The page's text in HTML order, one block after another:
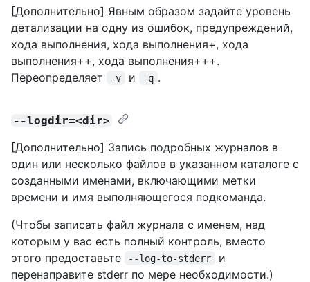
[Дополнительно] Явным образом задайте уровень
детализации на одну из ошибок, предупреждений,
хода выполнения, хода выполнения+, хода
выполнения++, хода выполнения+++.
Переопределяет
-v и -q .
--logdir=<dir>
[Дополнительно] Запись подробных журналов в
один или несколько файлов в указанном каталоге с
созданными именами, включающими метки
времени и имя выполняющегося подкоманда.
(Чтобы записать файл журнала с именем, над
которым у вас есть полный контроль, вместо
этого предоставьте
--log-to-stderr
и
перенаправите stderr по мере необходимости.)